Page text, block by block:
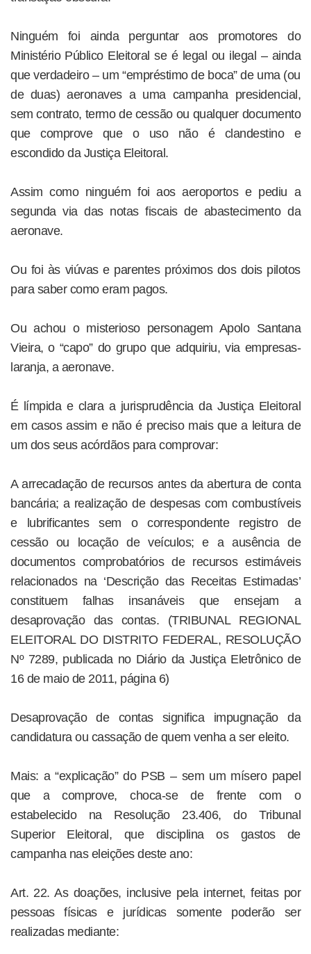
Ninguém foi ainda perguntar aos promotores do
Ministério Público Eleitoral se é legal ou ilegal – ainda
que verdadeiro – um “empréstimo de boca” de uma (ou
de duas) aeronaves a uma campanha presidencial,
sem contrato, termo de cessão ou qualquer documento
que comprove que o uso não é clandestino e
escondido da Justiça Eleitoral.
Assim como ninguém foi aos aeroportos e pediu a
segunda via das notas fiscais de abastecimento da
aeronave.
Ou foi às viúvas e parentes próximos dos dois pilotos
para saber como eram pagos.
Ou achou o misterioso personagem Apolo Santana
Vieira, o “capo” do grupo que adquiriu, via empresas-
laranja, a aeronave.
É límpida e clara a jurisprudência da Justiça Eleitoral
em casos assim e não é preciso mais que a leitura de
um dos seus acórdãos para comprovar:
A arrecadação de recursos antes da abertura de conta
bancária; a realização de despesas com combustíveis
e lubrificantes sem o correspondente registro de
cessão ou locação de veículos; e a ausência de
documentos comprobatórios de recursos estimáveis
relacionados na ‘Descrição das Receitas Estimadas’
constituem falhas insanáveis que ensejam a
desaprovação das contas. (TRIBUNAL REGIONAL
ELEITORAL DO DISTRITO FEDERAL, RESOLUÇÃO
Nº 7289, publicada no Diário da Justiça Eletrônico de
16 de maio de 2011, página 6)
Desaprovação de contas significa impugnação da
candidatura ou cassação de quem venha a ser eleito.
Mais: a “explicação” do PSB – sem um mísero papel
que a comprove, choca-se de frente com o
estabelecido na Resolução 23.406, do Tribunal
Superior Eleitoral, que disciplina os gastos de
campanha nas eleições deste ano:
Art. 22. As doações, inclusive pela internet, feitas por
pessoas físicas e jurídicas somente poderão ser
realizadas mediante: